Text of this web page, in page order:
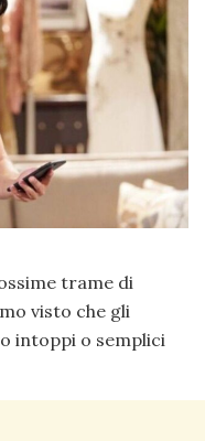
trame di
visto che gli
intoppi o semplici